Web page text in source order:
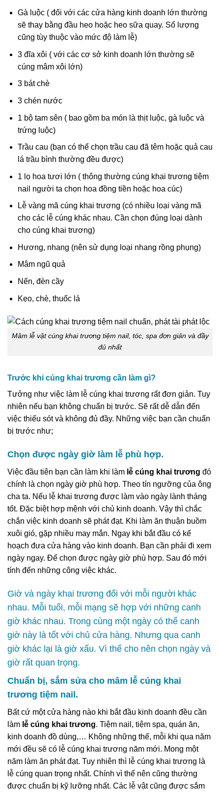
Gà luộc ( đối với các cửa hàng kinh doanh lớn thường
sẽ thay bằng đầu heo hoặc heo sữa quay. Số lượng
cũng tùy thuộc vào mức độ làm lễ)
3 đĩa xôi ( với các cơ sở kinh doanh lớn thường sẽ
cúng mâm xôi lớn)
3 bát chè
3 chén nước
1 bộ tam sên ( bao gồm ba món là thịt luộc, gà luộc và
trứng luộc)
Trầu cau (bạn có thể chọn trầu cau đã têm hoặc quả cau
lá trầu bình thường đều được)
1 lọ hoa tươi lớn ( thông thường cúng khai trương tiệm
nail người ta chọn hoa đồng tiền hoặc hoa cúc)
Lễ vàng mã cúng khai trương (có nhiều loại vàng mã
cho các lễ cúng khác nhau. Cần chọn đúng loại dành
cho cúng khai trương)
Hương, nhang (nên sử dụng loại nhang rồng phụng)
Mâm ngũ quả
Nến, đèn cầy
Kẹo, chè, thuốc lá
Mâm lễ vật cúng khai trương tiệm nail, tóc, spa đơn giản và đầy
đủ nhất
Trước khi cúng khai trương cần làm gì?
Tưởng như việc làm lễ cúng khai trương rất đơn giản. Tuy
nhiên nếu bạn không chuẩn bị trước. Sẽ rất dễ dẫn đến
việc thiếu sót và không đủ đầy. Những việc bạn cần chuẩn
bị trước như;
Chọn được ngày giờ làm lễ phù hợp.
Việc đầu tiên bạn cần làm khi làm lễ cúng khai trương đó
chính là chọn ngày giờ phù hợp. Theo tín ngưỡng của ông
cha ta. Nếu lễ khai trương được làm vào ngày lành tháng
tốt. Đặc biệt hợp mệnh với chủ kinh doanh. Vậy thì chắc
chắn việc kinh doanh sẽ phát đạt. Khi làm ăn thuận buồm
xuôi gió, gặp nhiều may mắn. Ngay khi bắt đầu có kế
hoạch đưa cửa hàng vào kinh doanh. Bạn cần phải đi xem
ngày ngay. Để chọn được ngày giờ phù hợp. Sau đó mới
tính đến những công việc khác.
Giờ và ngày khai trương đối với mỗi người khác
nhau. Mỗi tuổi, mỗi mạng sẽ hợp với những canh
giờ khác nhau. Trong cùng một ngày có thể canh
giờ này là tốt với chủ cửa hàng. Nhưng qua canh
giờ khác lại là giờ xấu. Vì thế cho nên chọn ngày và
giờ rất quan trọng.
Chuẩn bị, sắm sửa cho mâm lễ cúng khai
trương tiệm nail.
Bất cứ một cửa hàng nào khi bắt đầu kinh doanh đều cần
làm lễ cúng khai trương. Tiệm nail, tiệm spa, quán ăn,
kinh doanh đồ dùng,… Không những thế, mỗi khi qua năm
mới đều sẽ có lễ cúng khai trương năm mới. Mong một
năm làm ăn phát đạt. Tuy nhiên thì lễ cúng khai trương là
lễ cúng quan trọng nhất. Chính vì thế nên cũng thường
được chuẩn bị kỹ lưỡng nhất. Các lễ vật cũng được sắm